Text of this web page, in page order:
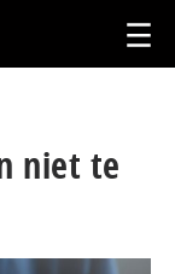
niet te